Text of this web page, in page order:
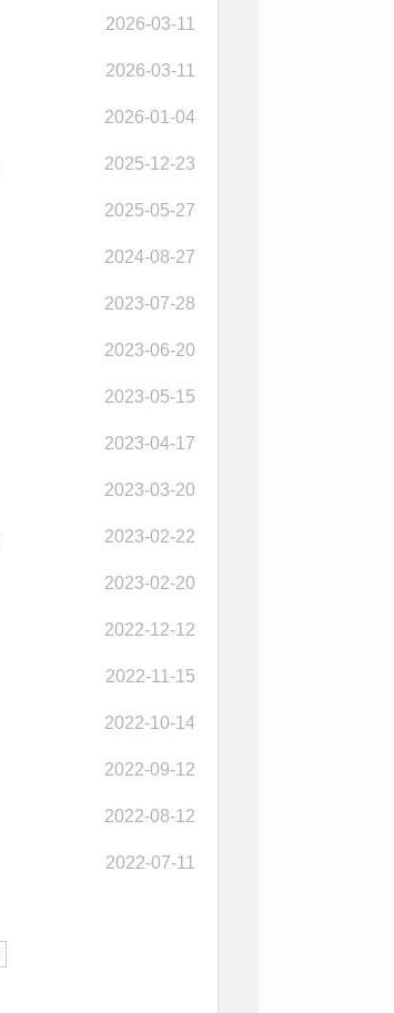
2026-03-11
2026-03-11
2026-01-04
2025-12-23
2025-05-27
2024-08-27
2023-07-28
2023-06-20
2023-05-15
2023-04-17
2023-03-20
2023-02-22
2023-02-20
2022-12-12
2022-11-15
2022-10-14
2022-09-12
2022-08-12
2022-07-11